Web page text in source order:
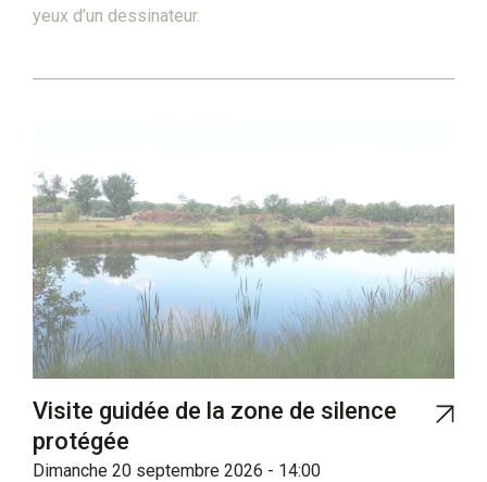
yeux d’un dessinateur.
Visite guidée de la zone de silence
protégée
Dimanche 20 septembre 2026 - 14:00